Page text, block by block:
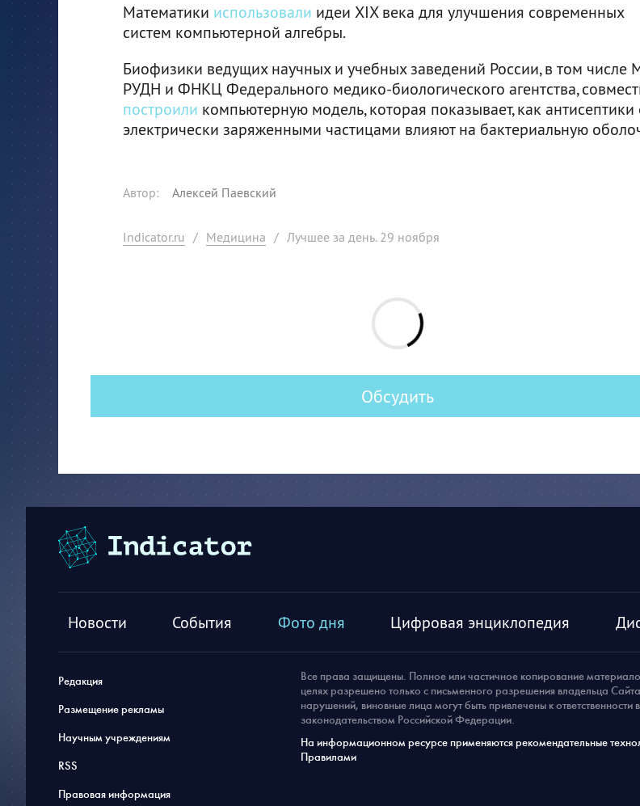
Математики использовали идеи XIX века для улучшения современных
систем компьютерной алгебры.
Биофизики ведущих научных и учебных заведений России, в том числе
РУДН и ФНКЦ Федерального медико-биологического агентства,
построили компьютерную модель, которая показывает, как антисептики
электрически заряженными частицами влияют на бактериальную
Автор: Алексей Паевский
Indicator.ru / Медицина / Лучшее за день. 29 ноября
Обсудить
Новости События Фото дня Цифровая энциклопедия
Редакция
Размещение рекламы
Научным учреждениям
RSS
Правовая информация
Все права защищены. Полное или частичное копирование
целях разрешено только с письменного разрешения владельца
нарушений, виновные лица могут быть привлечены к ответственности
законодательством Российской Федерации.
На информационном ресурсе применяются рекомендательные
Правилами